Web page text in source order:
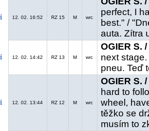
12. 02. 16:52 RZ 15 M wrc
perfect, I
best." /
auta. Zítra
12. 02. 14:42 RZ 13 M wrc
OGIER S.
next
pneu. Teď
12. 02. 13:44 RZ 12 M wrc
OGIER S.
hard to
wheel,
těžko se
musím to